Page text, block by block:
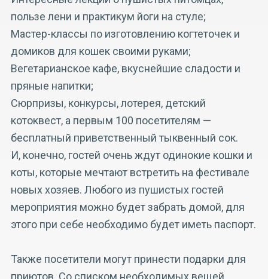
пользе лени и практикум йоги на стуле;
Мастер-классы по изготовлению когтеточек и
домиков для кошек своими руками;
Вегетарианское кафе, вкуснейшие сладости и
пряные напитки;
Сюрпризы, конкурсы, лотерея, детский
котоквест, а первым 100 посетителям —
бесплатный приветственный тыквенный сок.
И, конечно, гостей очень ждут одинокие кошки и
коты, которые мечтают встретить на фестивале
новых хозяев. Любого из пушистых гостей
мероприятия можно будет забрать домой, для
этого при себе необходимо будет иметь паспорт.
Также посетители могут принести подарки для
приютов. Со списком необходимых вещей